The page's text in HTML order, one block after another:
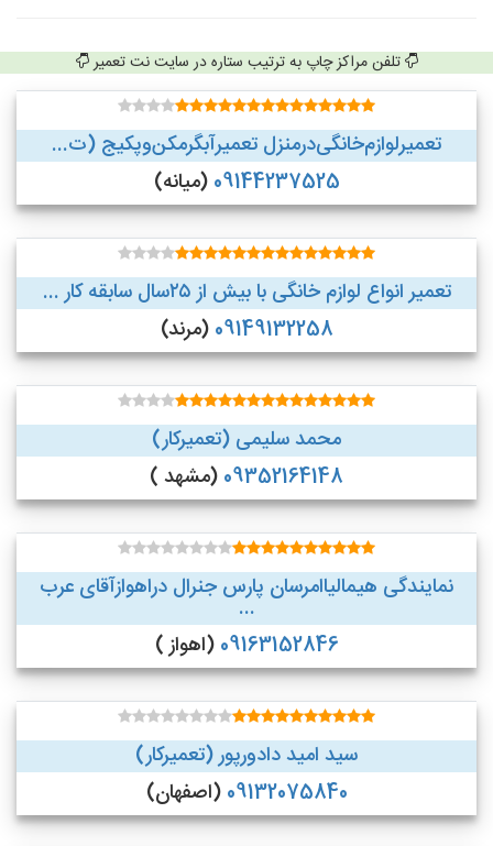
تلفن مراکز چاپ به ترتیب ستاره در سایت نت تعمیر
تعمیر‌لوازم‌‌خانگی‌در‌منزل‌ تعمیر‌آبگرمکن‌وپکیج (ت...
09144237525(میانه)
تعمیر انواع لوازم خانگی با بیش از ۲۵سال سابقه کار ...
09149132258(مرند)
محمد سلیمی (تعمیرکار)
09352164148(مشهد )
نمایندگی هیمالیاامرسان پارس جنرال دراهوازآقای عرب
...
09163152846(اهواز )
سید امید دادورپور (تعمیرکار)
09132075840(اصفهان)